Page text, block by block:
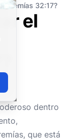
32:17?
el
dentro
que está